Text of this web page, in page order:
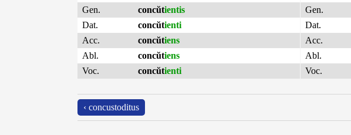
Gen.
concŭtientis
Dat.
concŭtienti
Acc.
concŭtiens
Abl.
concŭtiens
Voc.
concŭtienti
Gen.
Dat.
Acc.
Abl.
Voc.
‹ concustoditus